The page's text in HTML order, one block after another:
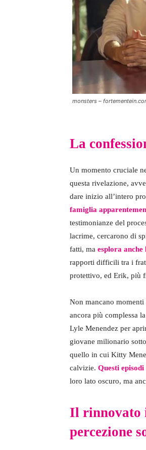
monsters –
La
Un momento cruciale
questa rivelazione,
dare inizio all’intero
famiglia
testimonianze del
lacrime, cercarono di
fatti, ma esplora
rapporti difficili tra i
protettivo, ed Erik, più
Non mancano momenti
ancora più complessa
Lyle Menendez per
giovane milionario
quello in cui Kitty
calvizie. Questi
loro lato oscuro, ma
Il rinnovato
percezione